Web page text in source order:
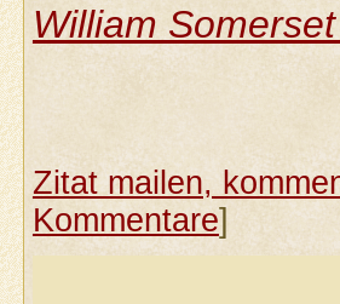
William
Zitat mailen,
Kommentare]